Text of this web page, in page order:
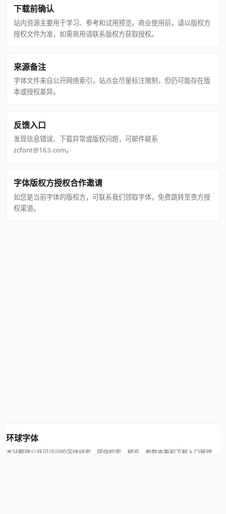
下载前确认
站内资源主要用于学习、参考和试用预览。商业使用前，请以版权方
授权文件为准，如需商用请联系版权方获取授权。
来源备注
字体文件来自公开网络索引，站点会尽量标注限制，但仍可能存在版
本或授权差异。
反馈入口
发现信息错误、下载异常或版权问题，可邮件联系
zcfont@163.com。
字体版权方授权合作邀请
如您是当前字体的版权方，可联系我们领取字体，免费跳转至贵方授
权渠道。
环球字体
本站整理公开可访问的字体线索，提供检索、预览、参数查看和下载入口管理。